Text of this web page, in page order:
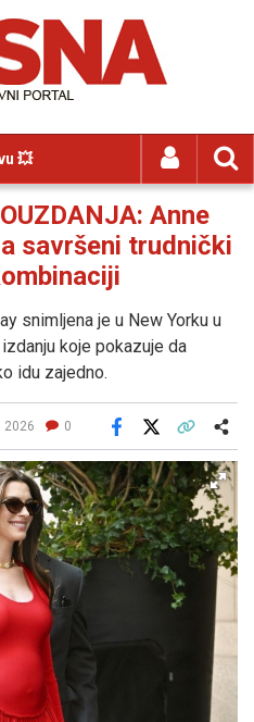
💥
Anne
savršeni trudnički
snimljena je u New Yorku u
koje pokazuje da
idu zajedno.
2026 0
Facebook